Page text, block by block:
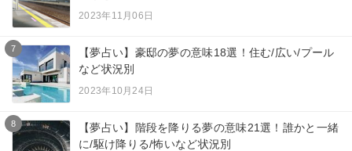
2023年11月06日
7
【夢占い】豪邸の夢の意味18選！住む/広い/プール
など状況別
2023年10月24日
8
【夢占い】階段を降りる夢の意味21選！誰かと一緒
に/駆け降りる/怖いなど状況別